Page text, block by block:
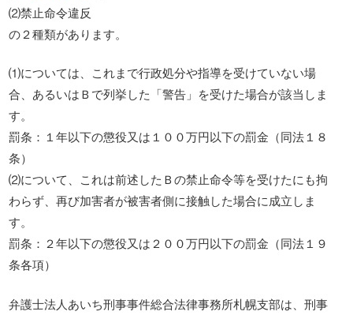
⑵禁止命令違反
の２種類があります。
⑴については、これまで行政処分や指導を受けていない場
合、あるいはＢで列挙した「警告」を受けた場合が該当しま
す。
罰条：１年以下の懲役又は１００万円以下の罰金（同法１８
条）
⑵について、これは前述したＢの禁止命令等を受けたにも拘
わらず、再び加害者が被害者側に接触した場合に成立しま
す。
罰条：２年以下の懲役又は２００万円以下の罰金（同法１９
条各項）
弁護士法人あいち刑事事件総合法律事務所札幌支部は、刑事